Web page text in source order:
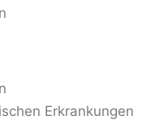
Erkrankungen